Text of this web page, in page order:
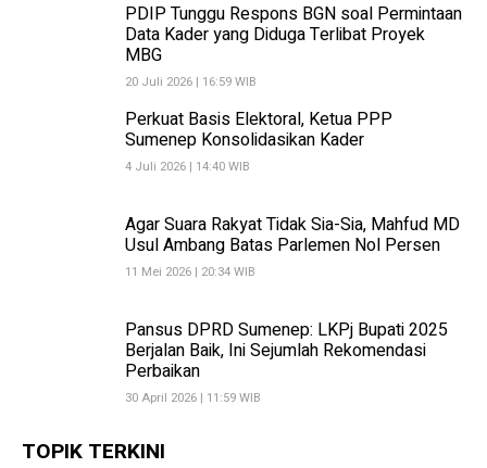
PDIP Tunggu Respons BGN soal Permintaan
Data Kader yang Diduga Terlibat Proyek
MBG
20 Juli 2026 | 16:59 WIB
Perkuat Basis Elektoral, Ketua PPP
Sumenep Konsolidasikan Kader
4 Juli 2026 | 14:40 WIB
Agar Suara Rakyat Tidak Sia-Sia, Mahfud MD
Usul Ambang Batas Parlemen Nol Persen
11 Mei 2026 | 20:34 WIB
Pansus DPRD Sumenep: LKPj Bupati 2025
Berjalan Baik, Ini Sejumlah Rekomendasi
Perbaikan
30 April 2026 | 11:59 WIB
TOPIK TERKINI